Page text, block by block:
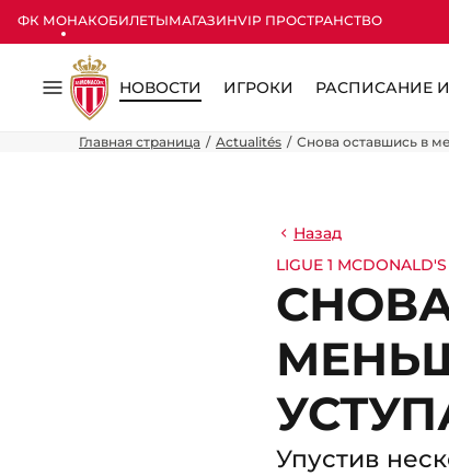
ФК МОНАКОБИЛЕТЫМАГАЗИНVIP ПРОСТРАНСТВО
Меню
НОВОСТИ ИГРОКИ РАСПИСАНИЕ
Главная страница Actualités Снова оставшись в
Назад
LIGUE 1 MCDONALD'S
Упустив